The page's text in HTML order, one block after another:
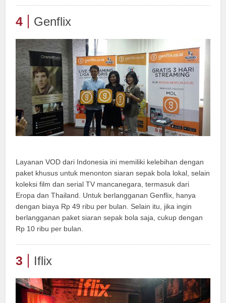
4 Genflix
Layanan VOD dari Indonesia ini memiliki kelebihan dengan
paket khusus untuk menonton siaran sepak bola lokal, selain
koleksi film dan serial TV mancanegara, termasuk dari
Eropa dan Thailand. Untuk berlangganan Genflix, hanya
dengan biaya Rp 49 ribu per bulan. Selain itu, jika ingin
berlangganan paket siaran sepak bola saja, cukup dengan
Rp 10 ribu per bulan.
3 Iflix